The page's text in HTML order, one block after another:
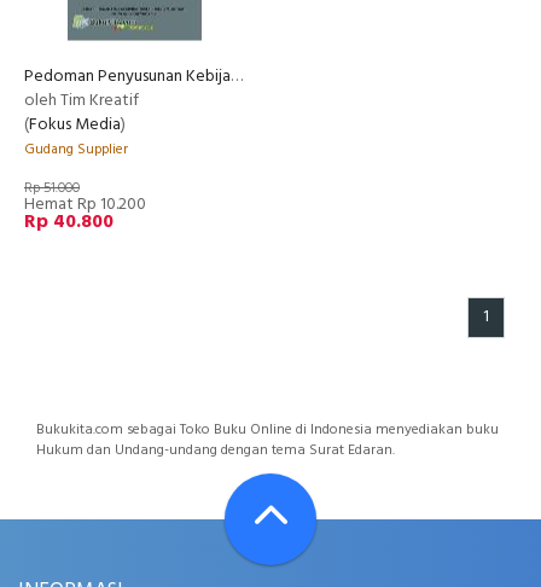
Pedoman Penyusunan Kebijakan Akuntansi Pemerintah Daerah
oleh Tim Kreatif
(Fokus Media)
Gudang Supplier
Rp 51.000
Hemat Rp 10.200
Rp 40.800
1
Bukukita.com sebagai Toko Buku Online di Indonesia menyediakan buku
Hukum dan Undang-undang dengan tema Surat Edaran.